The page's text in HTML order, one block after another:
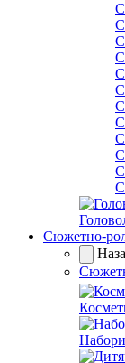
Сюжетно-